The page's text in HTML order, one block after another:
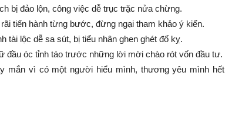
bị đảo lộn, công việc dễ trục trặc nửa chừng.
tiến hành từng bước, đừng ngại tham khảo ý kiến.
tài lộc dễ sa sút, bị tiểu nhân ghen ghét đố kỵ.
đầu óc tỉnh táo trước những lời mời chào rót vốn đầu tư.
mắn vì có một người hiểu mình, thương yêu mình hết